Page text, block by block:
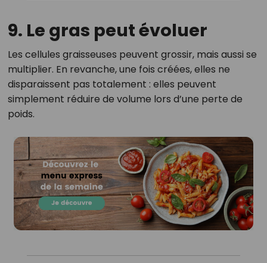
9. Le gras peut évoluer
Les cellules graisseuses peuvent grossir, mais aussi se
multiplier. En revanche, une fois créées, elles ne
disparaissent pas totalement : elles peuvent
simplement réduire de volume lors d’une perte de
poids.